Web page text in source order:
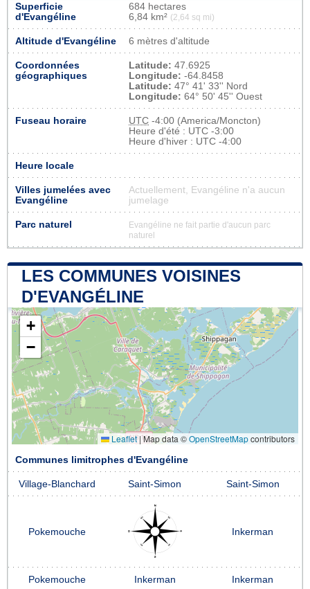
Superficie
d'Evangéline
684 hectares
6,84 km² (2,64 sq mi)
Altitude d'Evangéline 6 mètres d'altitude
Coordonnées
géographiques
Latitude: 47.6925
Longitude: -64.8458
Latitude: 47° 41' 33'' Nord
Longitude: 64° 50' 45'' Ouest
Fuseau horaire UTC -4:00 (America/Moncton)
Heure d'été : UTC -3:00
Heure d'hiver : UTC -4:00
Heure locale
Villes jumelées avec
Evangéline
Actuellement, Evangéline n'a aucun
jumelage
Parc naturel
Evangéline ne fait partie d'aucun parc
naturel
LES COMMUNES VOISINES
D'EVANGÉLINE
+
−
Leaflet |Map data ©OpenStreetMapcontributors
Communes limitrophes d'Evangéline
Village-Blanchard Saint-Simon Saint-Simon
Pokemouche Inkerman
Pokemouche Inkerman Inkerman